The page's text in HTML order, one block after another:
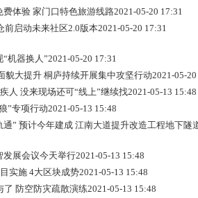
体验 家门口特色旅游线路2021-05-20 17:31
前启动未来社区2.0版本2021-05-20 17:31
机器换人”2021-05-20 17:31
貌大提升 桐庐持续开展集中攻坚行动2021-05-
人 没来现场还可“线上”继续找2021-05-13 15:48
”专项行动2021-05-13 15:48
” 预计今年建成 江南大道提升改造工程地下隧
发展会议今天举行2021-05-13 15:48
实施 4大区块成势2021-05-13 15:48
了 防空防灾疏散演练2021-05-13 15:48